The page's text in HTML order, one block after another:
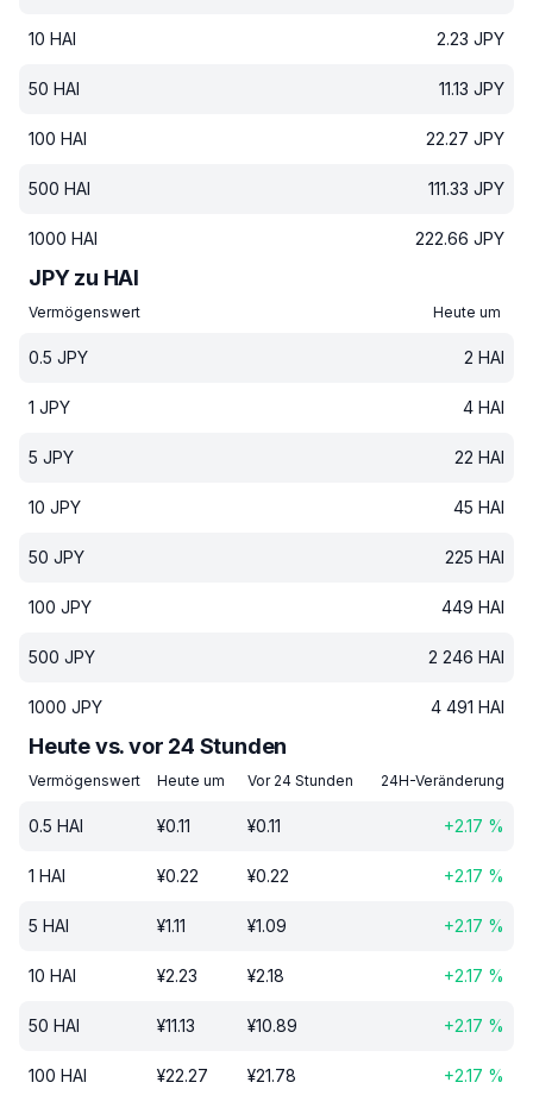
10 HAI 2.23 JPY
50 HAI 11.13 JPY
100 HAI 22.27 JPY
500 HAI 111.33 JPY
1000 HAI 222.66 JPY
JPY zu HAI
Vermögenswert Heute um
0.5 JPY 2 HAI
1 JPY 4 HAI
5 JPY 22 HAI
10 JPY 45 HAI
50 JPY 225 HAI
100 JPY 449 HAI
500 JPY 2 246 HAI
1000 JPY 4 491 HAI
Heute vs. vor 24 Stunden
Vermögenswert Heute um Vor 24 Stunden 24H-Veränderung
0.5 HAI ¥0.11 ¥0.11 +2.17 %
1 HAI ¥0.22 ¥0.22 +2.17 %
5 HAI ¥1.11 ¥1.09 +2.17 %
10 HAI ¥2.23 ¥2.18 +2.17 %
50 HAI ¥11.13 ¥10.89 +2.17 %
100 HAI ¥22.27 ¥21.78 +2.17 %